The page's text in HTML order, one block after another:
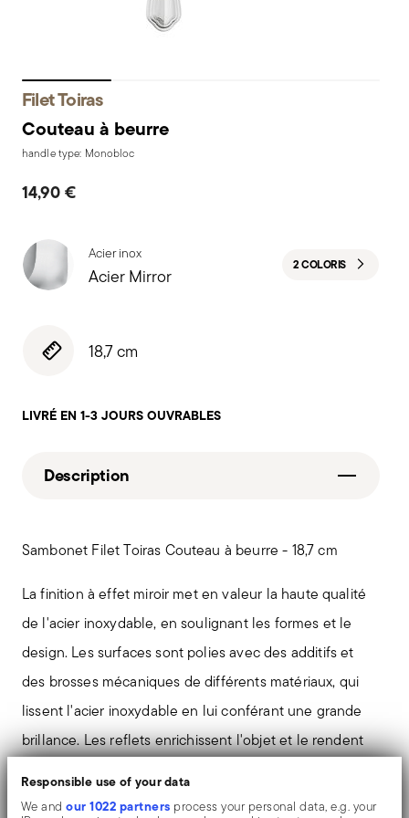
Responsible use of your data
We andour 1022 partners process your personal data, e.g. your
Filet Toiras
Couteau à beurre
handle type: Monobloc
14,90 €
Acier inox
Acier Mirror 2 COLORIS
18,7 cm
LIVRÉ EN 1-3 JOURS OUVRABLES
Description
Sambonet Filet Toiras Couteau à beurre - 18,7 cm
La finition à effet miroir met en valeur la haute qualité
de l'acier inoxydable, en soulignant les formes et le
design. Les surfaces sont polies avec des additifs et
des brosses mécaniques de différents matériaux, qui
lissent l'acier inoxydable en lui conférant une grande
brillance. Les reflets enrichissent l'objet et le rendent